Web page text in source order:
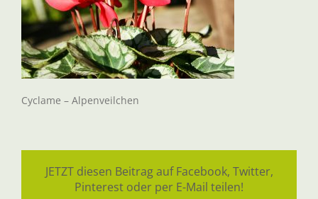
Cyclame – Alpenveilchen
JETZT diesen Beitrag auf Facebook, Twitter,
Pinterest oder per E-Mail teilen!